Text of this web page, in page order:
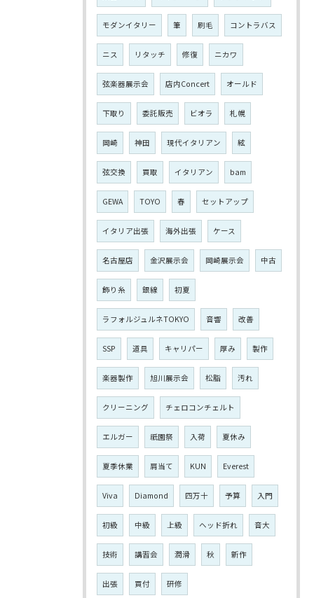
モダンイタリー 筆 刷毛 コントラバス
ニス リタッチ 修復 ニカワ
弦楽器展示会 店内Concert オールド
下取り 委託販売 ビオラ 札幌
岡崎 神田 現代イタリアン 絃
弦交換 買取 イタリアン bam
GEWA TOYO 春 セットアップ
イタリア出張 海外出張 ケース
名古屋店 金沢展示会 岡崎展示会 中古
飾り糸 銀線 初夏
ラフォルジュルネTOKYO 音響 改善
SSP 道具 キャリパー 厚み 製作
楽器製作 旭川展示会 松脂 汚れ
クリーニング チェロコンチェルト
エルガー 祇園祭 入荷 夏休み
夏季休業 肩当て KUN Everest
Viva Diamond 四万十 予算 入門
初級 中級 上級 ヘッド折れ 音大
技術 講習会 潤滑 秋 新作
出張 買付 研修